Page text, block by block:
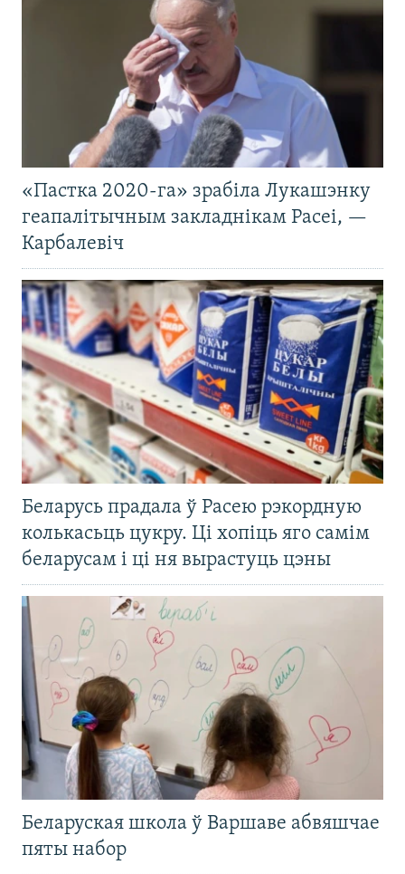
«Пастка 2020-га» зрабіла Лукашэнку
геапалітычным закладнікам Расеі, —
Карбалевіч
Беларусь прадала ў Расею рэкордную
колькасьць цукру. Ці хопіць яго самім
беларусам і ці ня вырастуць цэны
Беларуская школа ў Варшаве абвяшчае
пяты набор